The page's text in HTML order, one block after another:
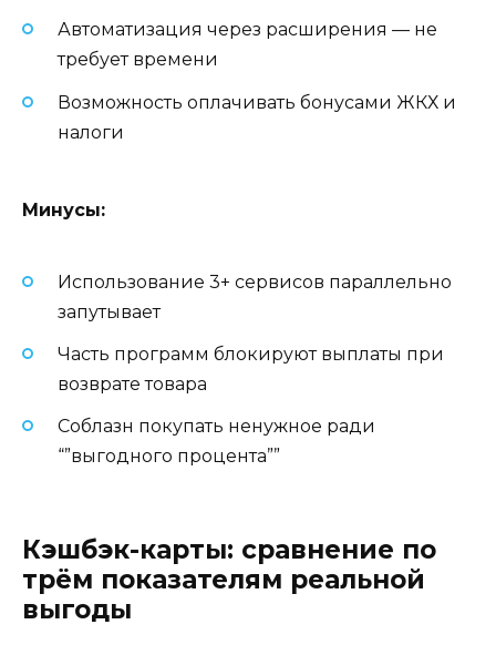
Автоматизация через расширения — не
требует времени
Возможность оплачивать бонусами ЖКХ и
налоги
Минусы:
Использование 3+ сервисов параллельно
запутывает
Часть программ блокируют выплаты при
возврате товара
Соблазн покупать ненужное ради
“”выгодного процента””
Кэшбэк-карты: сравнение по
трём показателям реальной
выгоды